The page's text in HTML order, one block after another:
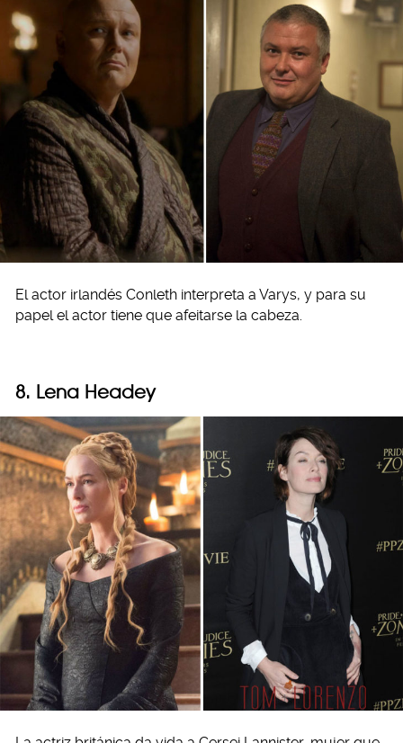
El actor irlandés Conleth interpreta a Varys, y para su
papel el actor tiene que afeitarse la cabeza.
8. Lena Headey